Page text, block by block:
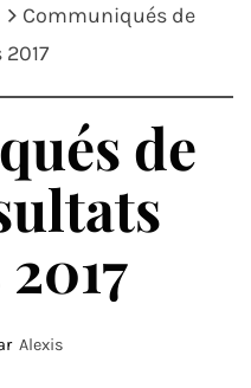
Communiqués de
de
Alexis